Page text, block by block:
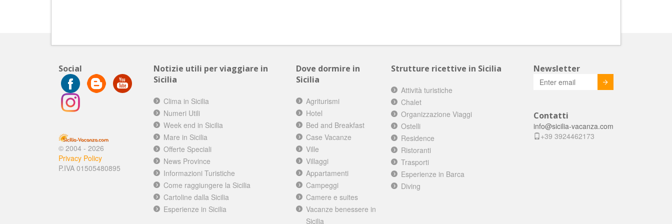
Social
© 2004 - 2026
Privacy Policy
P.IVA 01505480895
Notizie utili per viaggiare in
Sicilia
Clima in Sicilia
Numeri Utili
Week end in Sicilia
Mare in Sicilia
Offerte Speciali
News Province
Informazioni Turistiche
Come raggiungere la Sicilia
Cartoline dalla Sicilia
Esperienze in Sicilia
Dove dormire in
Sicilia
Agriturismi
Hotel
Bed and Breakfast
Case Vacanze
Ville
Villaggi
Appartamenti
Campeggi
Camere e suites
Vacanze benessere in
Sicilia
Strutture ricettive in Sicilia
Attività turistiche
Chalet
Organizzazione Viaggi
Ostelli
Residence
Ristoranti
Trasporti
Esperienze in Barca
Diving
Newsletter
Invia
Contatti
info@sicilia-vacanza.com
+39 3924462173